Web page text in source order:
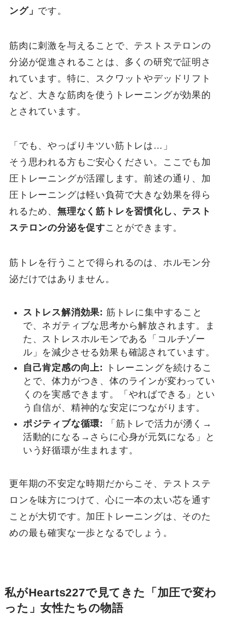
ング」 です。
筋肉に刺激を与えることで、テストステロンの
分泌が促進されることは、多くの研究で証明さ
れています。特に、スクワットやデッドリフト
など、大きな筋肉を使うトレーニングが効果的
とされています。
「でも、やっぱりキツい筋トレは…」
そう思われる方もご安心ください。ここでも加
圧トレーニングが活躍します。前述の通り、加
圧トレーニングは軽い負荷で大きな効果を得ら
れるため、 無理なく筋トレを習慣化し、テスト
ステロンの分泌を促すことができます。
筋トレを行うことで得られるのは、ホルモン分
泌だけではありません。
ストレス解消効果: 筋トレに集中すること
で、ネガティブな思考から解放されます。ま
た、ストレスホルモンである「コルチゾー
ル」を減少させる効果も確認されています。
自己肯定感の向上:
トレーニングを続けるこ
とで、体力がつき、体のラインが変わってい
くのを実感できます。「やればできる」とい
う自信が、精神的な安定につながります。
ポジティブな循環:
「筋トレで活力が湧く→
活動的になる→さらに心身が元気になる」と
いう好循環が生まれます。
更年期の不安定な時期だからこそ、テストステ
ロンを味方につけて、心に一本の太い芯を通す
ことが大切です。加圧トレーニングは、そのた
めの最も確実な一歩となるでしょう。
私がHearts227で見てきた「加圧で変わ
った」女性たちの物語